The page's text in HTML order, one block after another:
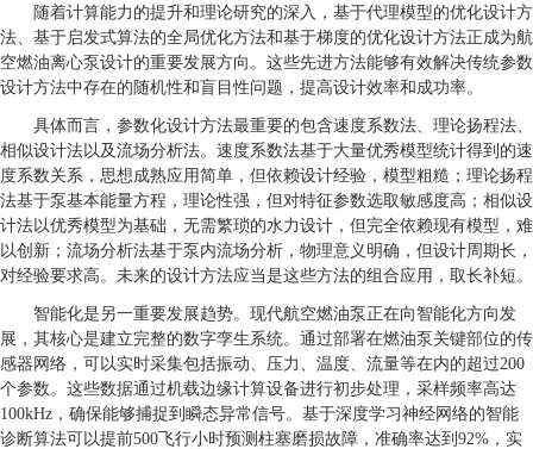
随着计算能力的提升和理论研究的深入，基于代理模型的优化设计方
法、基于启发式算法的全局优化方法和基于梯度的优化设计方法正成为航
空燃油离心泵设计的重要发展方向。这些先进方法能够有效解决传统参数
设计方法中存在的随机性和盲目性问题，提高设计效率和成功率。
具体而言，参数化设计方法最重要的包含速度系数法、理论扬程法、
相似设计法以及流场分析法。速度系数法基于大量优秀模型统计得到的速
度系数关系，思想成熟应用简单，但依赖设计经验，模型粗糙；理论扬程
法基于泵基本能量方程，理论性强，但对特征参数选取敏感度高；相似设
计法以优秀模型为基础，无需繁琐的水力设计，但完全依赖现有模型，难
以创新；流场分析法基于泵内流场分析，物理意义明确，但设计周期长，
对经验要求高。未来的设计方法应当是这些方法的组合应用，取长补短。
智能化是另一重要发展趋势。现代航空燃油泵正在向智能化方向发
展，其核心是建立完整的数字孪生系统。通过部署在燃油泵关键部位的传
感器网络，可以实时采集包括振动、压力、温度、流量等在内的超过200
个参数。这些数据通过机载边缘计算设备进行初步处理，采样频率高达
100kHz，确保能够捕捉到瞬态异常信号。基于深度学习神经网络的智能
诊断算法可以提前500飞行小时预测柱塞磨损故障，准确率达到92%，实